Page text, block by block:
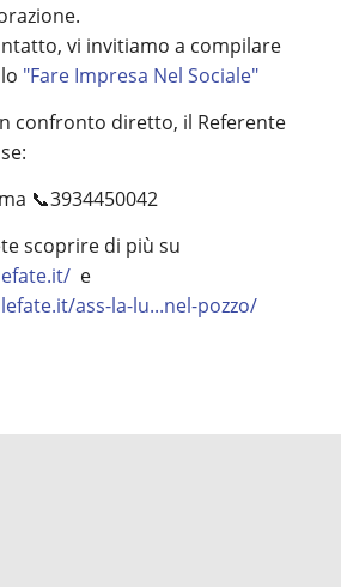
vi invitiamo a compilare
"Fare Impresa Nel Sociale"
confronto diretto, il Referente
📞3934450042
scoprire di più su
e
ass-la-lu...nel-pozzo/